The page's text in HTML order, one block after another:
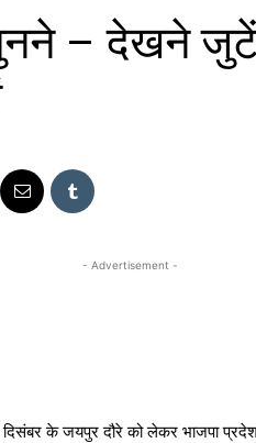
– देखने
- Advertisement -
के जयपुर दौरे को लेकर भाजपा प्रदेश